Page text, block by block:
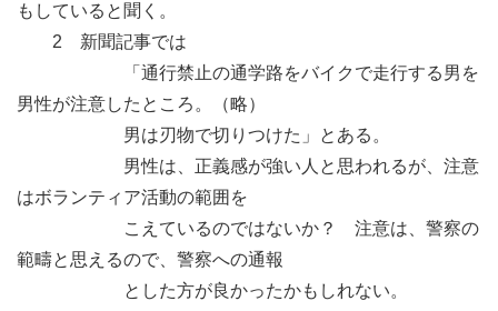
もしていると聞く。
2 新聞記事では
「通行禁止の通学路をバイクで走行する男を
男性が注意したところ。（略）
男は刃物で切りつけた」とある。
男性は、正義感が強い人と思われるが、注意
はボランティア活動の範囲を
こえているのではないか？ 注意は、警察の
範疇と思えるので、警察への通報
とした方が良かったかもしれない。